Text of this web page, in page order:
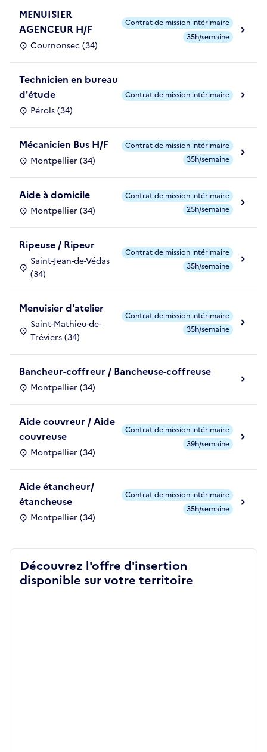
MENUISIER
AGENCEUR H/F
Cournonsec (34)
Contrat de mission intérimaire
35h/semaine
Technicien en bureau
d'étude
Pérols (34)
Contrat de mission intérimaire
Mécanicien Bus H/F
Montpellier (34)
Contrat de mission intérimaire
35h/semaine
Aide à domicile
Montpellier (34)
Contrat de mission intérimaire
25h/semaine
Ripeuse / Ripeur
Saint-Jean-de-Védas
(34)
Contrat de mission intérimaire
35h/semaine
Menuisier d'atelier
Saint-Mathieu-de-
Tréviers (34)
Contrat de mission intérimaire
35h/semaine
Bancheur-coffreur / Bancheuse-coffreuse
Montpellier (34)
Aide couvreur / Aide
couvreuse
Montpellier (34)
Contrat de mission intérimaire
39h/semaine
Aide étancheur/
étancheuse
Montpellier (34)
Contrat de mission intérimaire
35h/semaine
Découvrez l'offre d'insertion
disponible sur votre territoire